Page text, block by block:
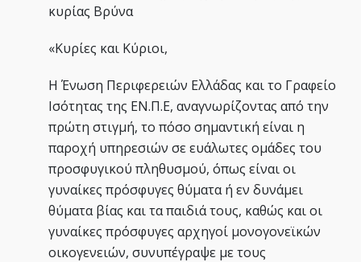
κυρίας Βρύνα
«Κυρίες και Κύριοι,
Η Ένωση Περιφερειών Ελλάδας και το Γραφείο
Ισότητας της ΕΝ.Π.Ε, αναγνωρίζοντας από την
πρώτη στιγμή, το πόσο σημαντική είναι η
παροχή υπηρεσιών σε ευάλωτες ομάδες του
προσφυγικού πληθυσμού, όπως είναι οι
γυναίκες πρόσφυγες θύματα ή εν δυνάμει
θύματα βίας και τα παιδιά τους, καθώς και οι
γυναίκες πρόσφυγες αρχηγοί μονογονεϊκών
οικογενειών, συνυπέγραψε με τους